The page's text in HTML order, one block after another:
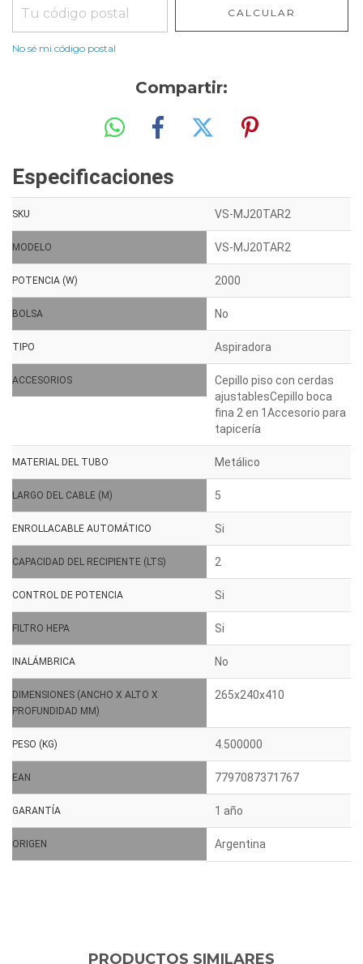
CALCULAR
No sé mi código postal
Compartir:
Especificaciones
SKU VS-MJ20TAR2
MODELO VS-MJ20TAR2
POTENCIA (W) 2000
BOLSA No
TIPO Aspiradora
ACCESORIOS
Cepillo piso con cerdas
ajustablesCepillo boca
fina 2 en 1Accesorio para
tapicería
MATERIAL DEL TUBO Metálico
LARGO DEL CABLE (M) 5
ENROLLACABLE AUTOMÁTICO Si
CAPACIDAD DEL RECIPIENTE (LTS) 2
CONTROL DE POTENCIA Si
FILTRO HEPA Si
INALÁMBRICA No
DIMENSIONES (ANCHO X ALTO X
PROFUNDIDAD MM)
265x240x410
PESO (KG) 4.500000
EAN 7797087371767
GARANTÍA 1 año
ORIGEN Argentina
PRODUCTOS SIMILARES